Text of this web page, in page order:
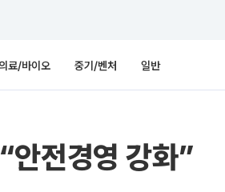
료/바이오 중기/벤처 일반
안전경영 강화”